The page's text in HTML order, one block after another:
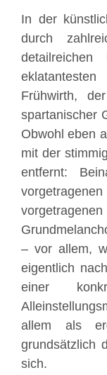
In der
durch
Frühwirth,
spartanischer
Obwohl eben
mit der
entfernt:
– vor allem,
eigentlich
einer
allem als
grundsätzlich
sich.